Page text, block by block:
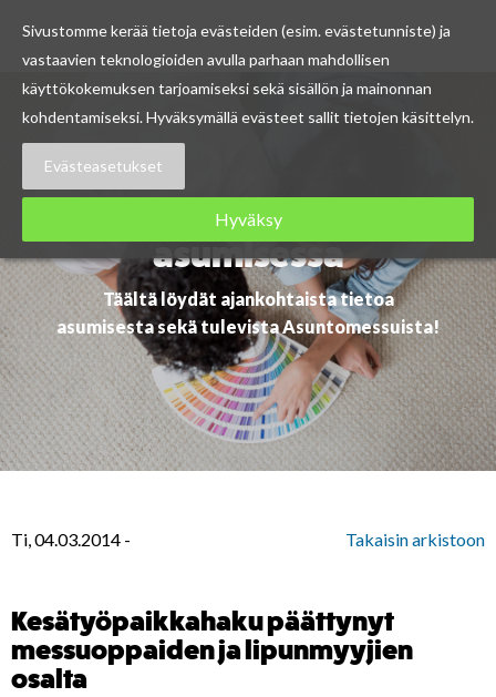
Skip
Ajankohtaista
asumisessa
Täältä löydät ajankohtaista tietoa
asumisesta sekä tulevista Asuntomessuista!
Ti, 04.03.2014 - Takaisin arkistoon
Kesätyöpaikkahaku päättynyt
messuoppaiden ja lipunmyyjien
osalta
Sivustomme kerää tietoja evästeiden (esim. evästetunniste) ja
vastaavien teknologioiden avulla parhaan mahdollisen
käyttökokemuksen tarjoamiseksi sekä sisällön ja mainonnan
kohdentamiseksi. Hyväksymällä evästeet sallit tietojen käsittelyn.
Evästeasetukset
Hyväksy